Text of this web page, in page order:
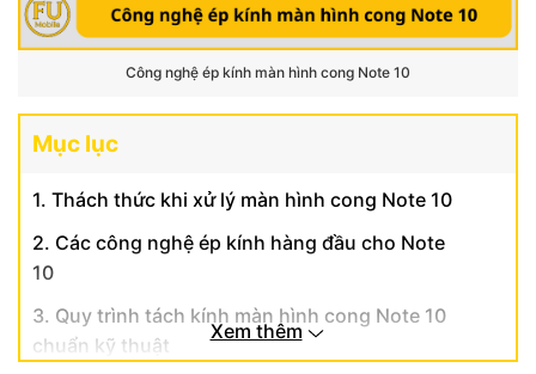
Công nghệ ép kính màn hình cong Note 10
Mục lục
1. Thách thức khi xử lý màn hình cong Note 10
2. Các công nghệ ép kính hàng đầu cho Note
10
3. Quy trình tách kính màn hình cong Note 10
chuẩn kỹ thuật
Xem thêm